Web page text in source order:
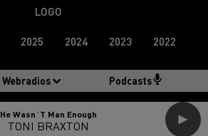
Webradios Podcasts
He Wasn´t Man Enough
TONI BRAXTON
LOGO
2025 2024 2023 2022